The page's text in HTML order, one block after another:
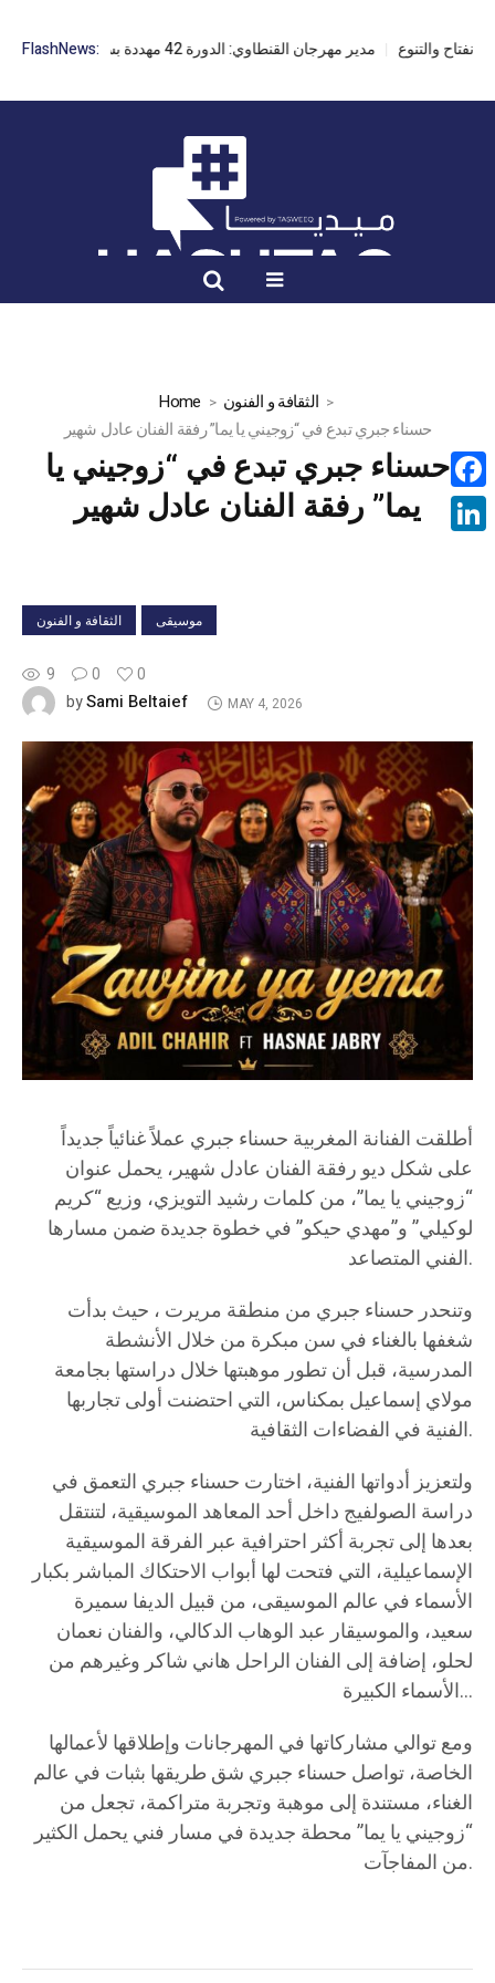
FlashNews: مدير مهرجان القنطاوي: الدورة 42 مهددة بسبب تأخر التراخيص
Home
الثقافة و الفنون
حسناء جبري تبدع في “زوجيني يا يما” رفقة الفنان عادل شهير
حسناء جبري تبدع في “زوجيني يا
يما” رفقة الفنان عادل شهير
الثقافة و الفنون موسيقى
9 0
0
bySami Beltaief MAY 4, 2026
أطلقت الفنانة المغربية حسناء جبري عملاً غنائياً جديداً
على شكل ديو رفقة الفنان عادل شهير، يحمل عنوان
“زوجيني يا يما”، من كلمات رشيد التويزي، وزيع “كريم
لوكيلي” و”مهدي حيكو” في خطوة جديدة ضمن مسارها
الفني المتصاعد.
وتنحدر حسناء جبري من منطقة مريرت ، حيث بدأت
شغفها بالغناء في سن مبكرة من خلال الأنشطة
المدرسية، قبل أن تطور موهبتها خلال دراستها بجامعة
مولاي إسماعيل بمكناس، التي احتضنت أولى تجاربها
الفنية في الفضاءات الثقافية.
ولتعزيز أدواتها الفنية، اختارت حسناء جبري التعمق في
دراسة الصولفيج داخل أحد المعاهد الموسيقية، لتنتقل
بعدها إلى تجربة أكثر احترافية عبر الفرقة الموسيقية
الإسماعيلية، التي فتحت لها أبواب الاحتكاك المباشر بكبار
الأسماء في عالم الموسيقى، من قبيل الديفا سميرة
سعيد، والموسيقار عبد الوهاب الدكالي، والفنان نعمان
لحلو، إضافة إلى الفنان الراحل هاني شاكر وغيرهم من
الأسماء الكبيرة…
ومع توالي مشاركاتها في المهرجانات وإطلاقها لأعمالها
الخاصة، تواصل حسناء جبري شق طريقها بثبات في عالم
الغناء، مستندة إلى موهبة وتجربة متراكمة، تجعل من
“زوجيني يا يما” محطة جديدة في مسار فني يحمل الكثير
من المفاجآت.